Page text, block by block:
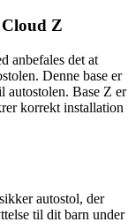
Cloud Z
anbefales det at
Denne base er
autostolen. Base Z er
korrekt installation
autostol, der
til dit barn under